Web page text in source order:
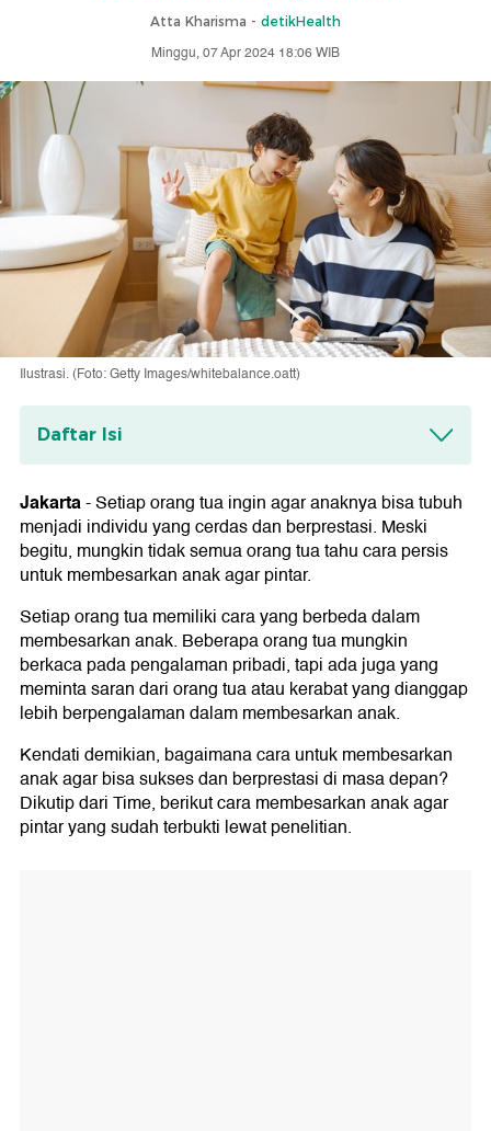
Atta Kharisma - detikHealth
Minggu, 07 Apr 2024 18:06 WIB
Ilustrasi. (Foto: Getty Images/whitebalance.oatt)
Daftar Isi
1. Beri Pelajaran Musik
2. Ajak Beraktivitas Fisik
3. Membaca Bersama
4. Pastikan Anak Cukup Tidur
5. Cukupi Kebutuhan Nutrisi Anak
6. Pergaulan yang Sehat
7. Selalu Percaya pada Anak
Jakarta-Setiap orang tua ingin agar anaknya bisa tubuh
menjadi individu yang cerdas dan berprestasi. Meski
begitu, mungkin tidak semua orang tua tahu cara persis
untuk membesarkan anak agar pintar.
Setiap orang tua memiliki cara yang berbeda dalam
membesarkan anak. Beberapa orang tua mungkin
berkaca pada pengalaman pribadi, tapi ada juga yang
meminta saran dari orang tua atau kerabat yang dianggap
lebih berpengalaman dalam membesarkan anak.
Kendati demikian, bagaimana cara untuk membesarkan
anak agar bisa sukses dan berprestasi di masa depan?
Dikutip dari Time, berikut cara membesarkan anak agar
pintar yang sudah terbukti lewat penelitian.